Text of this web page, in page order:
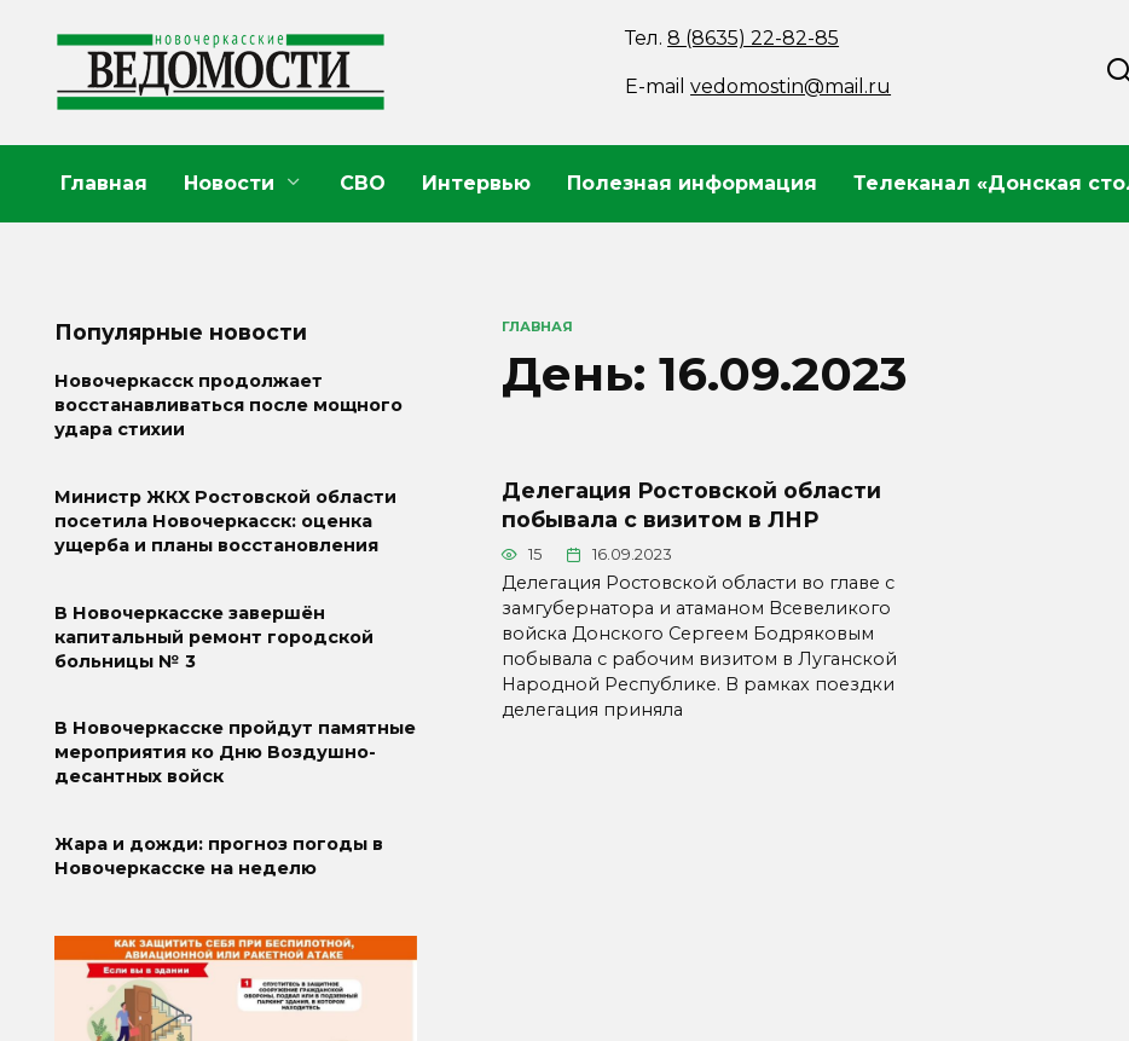
содержанию
Тел.8 (8635) 22-82-85
E-mailvedomostin@mail.ru
Главная Новости СВО Интервью Полезная информация Телеканал «Донская
ГЛАВНАЯ
День: 16.09.2023
Делегация Ростовской области
побывала с визитом в ЛНР
15 16.09.2023
Делегация Ростовской области во главе с
замгубернатора и атаманом Всевеликого
войска Донского Сергеем Бодряковым
побывала с рабочим визитом в Луганской
Народной Республике. В рамках поездки
делегация приняла
Популярные новости
Новочеркасск продолжает
восстанавливаться после мощного
удара стихии
Министр ЖКХ Ростовской области
посетила Новочеркасск: оценка
ущерба и планы восстановления
В Новочеркасске завершён
капитальный ремонт городской
больницы № 3
В Новочеркасске пройдут памятные
мероприятия ко Дню Воздушно-
десантных войск
Жара и дожди: прогноз погоды в
Новочеркасске на неделю